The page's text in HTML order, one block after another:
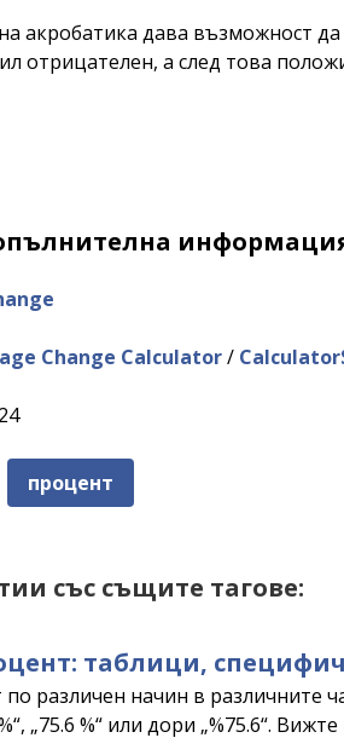
акробатика дава възможност
отрицателен, а след това
Change Calculator/
процент
със същите тагове:
таблици,
различен начин в различните
%“, „75.6 %“ или дори „%75.6“.